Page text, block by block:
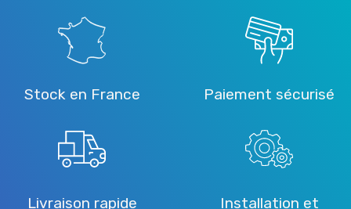
Stock en France Paiement sécurisé
Livraison rapide
Installation et